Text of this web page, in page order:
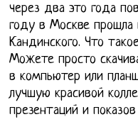
через два это года
году в Москве прошла
Кандинского. Что
Можете просто
в компьютер или
лучшую красивой
презентаций и